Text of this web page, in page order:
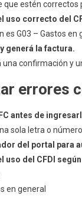
estén correctos
uso correcto del
es G03 – Gastos
generá la factura.
una confirmación y
errores
antes de
sola letra o
del portal para
uso del CFDI
en general